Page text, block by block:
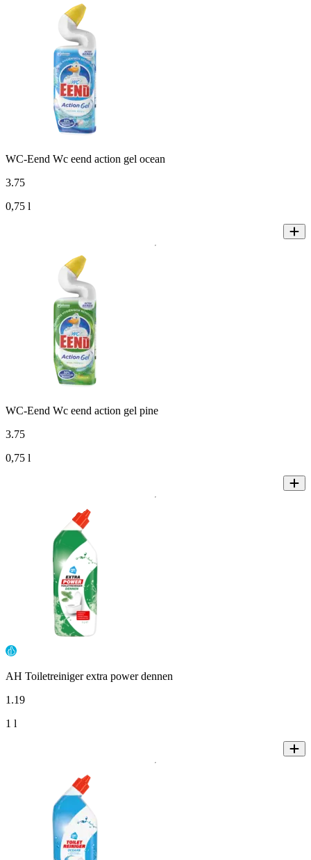
WC-Eend Wc eend action gel ocean
3.75
0,75 l
WC-Eend Wc eend action gel pine
3.75
0,75 l
AH Toiletreiniger extra power dennen
1 .19
1 l